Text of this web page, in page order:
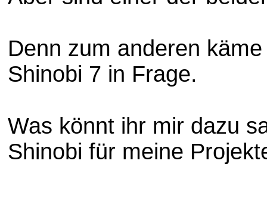
Denn zum anderen
Shinobi 7 in Frage.
Was könnt ihr mir dazu
Shinobi für meine